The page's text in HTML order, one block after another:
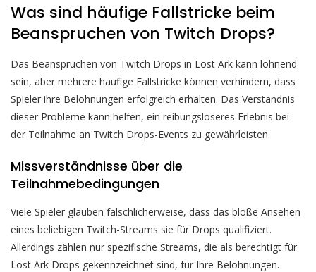
Was sind häufige Fallstricke beim
Beanspruchen von Twitch Drops?
Das Beanspruchen von Twitch Drops in Lost Ark kann lohnend
sein, aber mehrere häufige Fallstricke können verhindern, dass
Spieler ihre Belohnungen erfolgreich erhalten. Das Verständnis
dieser Probleme kann helfen, ein reibungsloseres Erlebnis bei
der Teilnahme an Twitch Drops-Events zu gewährleisten.
Missverständnisse über die
Teilnahmebedingungen
Viele Spieler glauben fälschlicherweise, dass das bloße Ansehen
eines beliebigen Twitch-Streams sie für Drops qualifiziert.
Allerdings zählen nur spezifische Streams, die als berechtigt für
Lost Ark Drops gekennzeichnet sind, für Ihre Belohnungen.